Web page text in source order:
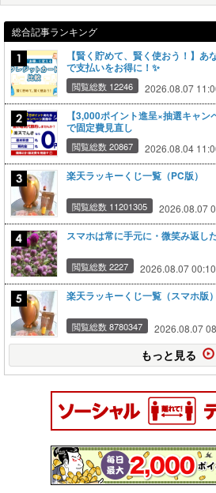
総合記事ランキング
【賢く貯めて、賢く使おう！】
で支払いをお得に！✨
閲覧総数 12246 2026.08.07
【3,000ポイント進呈×抽選キャ
で固定費見直し
閲覧総数 20867 2026.08.04
楽天ラッキーくじ一覧（PC版）
閲覧総数 11201305 2026.08.07
スマホは常に手元に・微笑み返し
閲覧総数 2227 2026.08.07 00:10
楽天ラッキーくじ一覧（スマホ版）
閲覧総数 8780347 2026.08.07
もっと見る